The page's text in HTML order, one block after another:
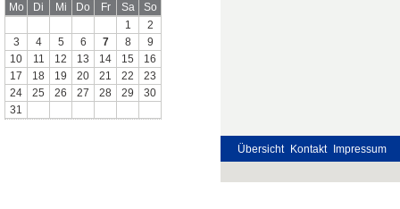
Mo
Di Mi Do Fr Sa
So
1
2
3
4 5 6 7 8
9
10
11 12 13 14 15
16
17
18 19 20 21 22
23
24
25 26 27 28 29
30
31
Übersicht Kontakt Impressum